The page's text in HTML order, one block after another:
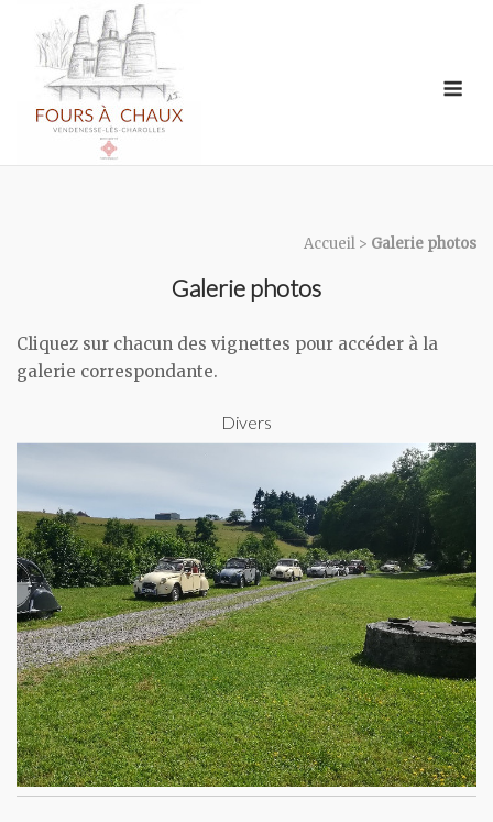
content
Accueil > Galerie photos
Galerie photos
Cliquez sur chacun des vignettes pour accéder à la
galerie correspondante.
Divers